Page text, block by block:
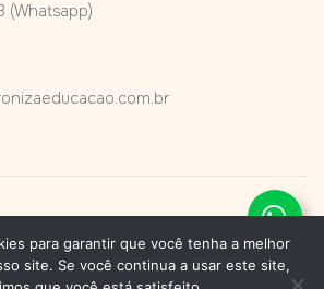
(Whatsapp)
de Privacidade
Todos os direitos reservados
para garantir que você tenha a melhor
site. Se você continua a usar este site,